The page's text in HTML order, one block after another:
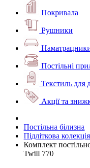
Покривала
Рушники
Постільні
Текстиль для
Акції та
Постільна білизна
Підліткова колекція
Комплект
Twill 770